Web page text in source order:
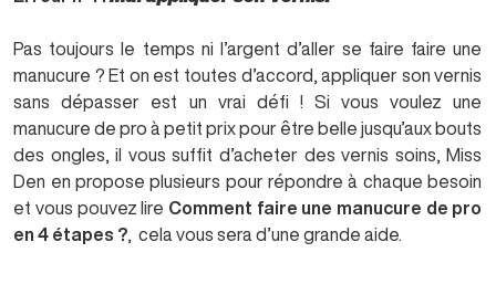
Pas toujours le temps ni l’argent d’aller se faire faire une
manucure ? Et on est toutes d’accord, appliquer son vernis
sans dépasser est un vrai défi ! Si vous voulez une
manucure de pro à petit prix pour être belle jusqu’aux bouts
des ongles, il vous suffit d’acheter des vernis soins, Miss
Den en propose plusieurs pour répondre à chaque besoin
et vous pouvez lire Comment faire une manucure de pro
en 4 étapes ?
cela vous sera d’une grande aide.